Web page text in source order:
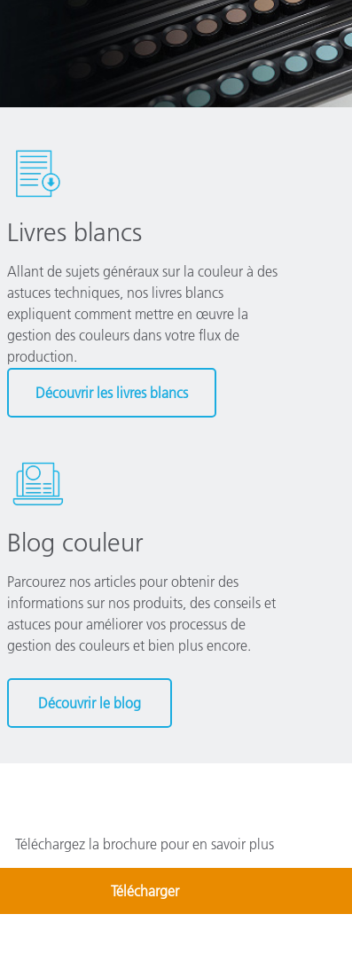
Livres blancs
Allant de sujets généraux sur la couleur à des
astuces techniques, nos livres blancs
expliquent comment mettre en œuvre la
gestion des couleurs dans votre flux de
production.
Découvrir les livres blancs
Blog couleur
Parcourez nos articles pour obtenir des
informations sur nos produits, des conseils et
astuces pour améliorer vos processus de
gestion des couleurs et bien plus encore.
Découvrir le blog
Téléchargez la brochure pour en savoir plus
Télécharger